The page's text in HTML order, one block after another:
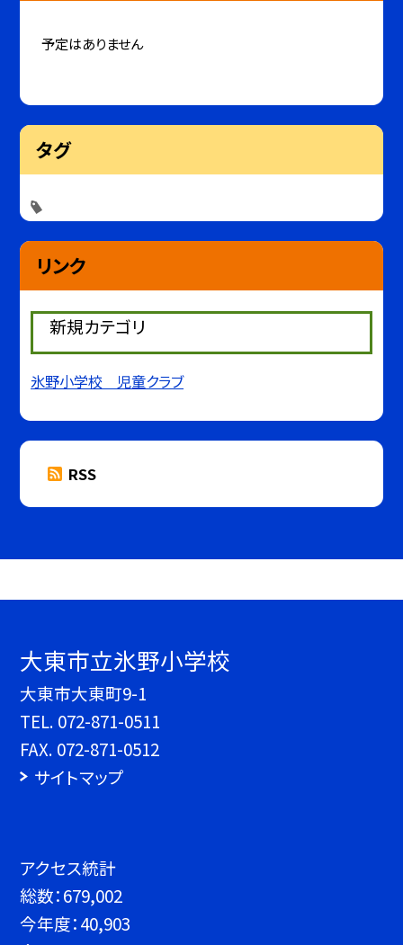
予定はありません
タグ
リンク
新規カテゴリ
氷野小学校 児童クラブ
RSS
大東市立氷野小学校
大東市大東町9-1
TEL. 072-871-0511
FAX. 072-871-0512
サイトマップ
アクセス統計
総数：679,002
今年度：40,903